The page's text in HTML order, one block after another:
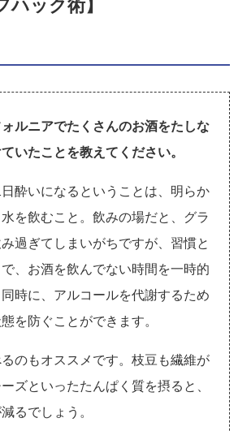
ハック術】
ルニアでたくさんのお酒をたしな
いたことを教えてください。
酔いになるということは、明らか
を飲むこと。飲みの場だと、グラ
過ぎてしまいがちですが、習慣と
、お酒を飲んでない時間を一時的
時に、アルコールを代謝するため
を防ぐことができます。
のもオススメです。枝豆も繊維が
ズといったたんぱく質を摂ると、
るでしょう。